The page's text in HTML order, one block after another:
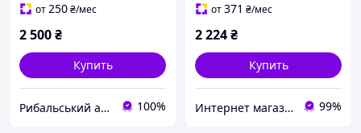
от250₴/мес
2 500₴
Купить
Рибальський арсенал 100%
от371 ₴/мес
2 224₴
Купить
Интернет магазин "Постельное" 99%